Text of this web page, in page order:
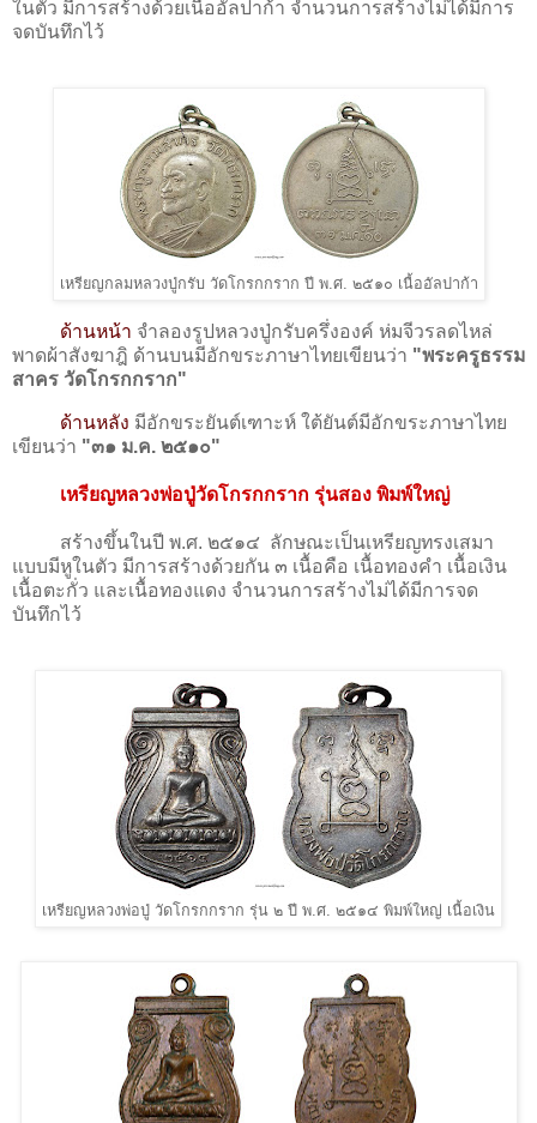
ในตัว มีการสร้างด้วยเนื้ออัลปาก้า จำนวนการสร้างไม่ได้มีการ
จดบันทึกไว้
เหรียญกลมหลวงปู่กรับ วัดโกรกกราก ปี พ.ศ. ๒๕๑๐ เนื้ออัลปาก้า
ด้านหน้า จำลองรูปหลวงปู่กรับครึ่งองค์ ห่มจีวรลดไหล่
พาดผ้าสังฆาฎิ ด้านบนมีอักขระภาษาไทยเขียนว่า "พระครูธรรม
สาคร วัดโกรกกราก"
ด้านหลัง มีอักขระยันต์เฑาะห์ ใต้ยันต์มีอักขระภาษาไทย
เขียนว่า "๓๑ ม.ค. ๒๕๑๐"
เหรียญหลวงพ่อปู่วัดโกรกกราก รุ่นสอง พิมพ์ใหญ่
สร้างขึ้นในปี พ.ศ. ๒๕๑๔ ลักษณะเป็นเหรียญทรงเสมา
แบบมีหูในตัว มีการสร้างด้วยกัน ๓ เนื้อคือ เนื้อทองคำ เนื้อเงิน
เนื้อตะกั่ว และเนื้อทองแดง จำนวนการสร้างไม่ได้มีการจด
บันทึกไว้
เหรียญหลวงพ่อปู่ วัดโกรกกราก รุ่น ๒ ปี พ.ศ. ๒๕๑๔ พิมพ์ใหญ่ เนื้อเงิน